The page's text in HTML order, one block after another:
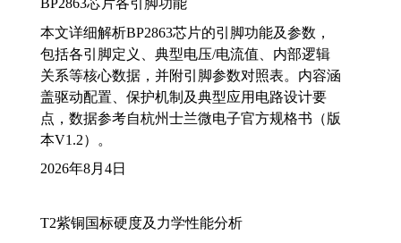
本文详细解析BP2863芯片的引脚功能及参数，
包括各引脚定义、典型电压/电流值、内部逻辑
关系等核心数据，并附引脚参数对照表。内容涵
盖驱动配置、保护机制及典型应用电路设计要
点，数据参考自杭州士兰微电子官方规格书（版
本V1.2）。
2026年8月4日
T2紫铜国标硬度及力学性能分析